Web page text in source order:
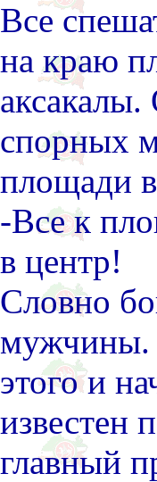
Все
на краю
спорных
площади
-Все к
в центр!
Словно
мужчины.
этого и
известен
главный